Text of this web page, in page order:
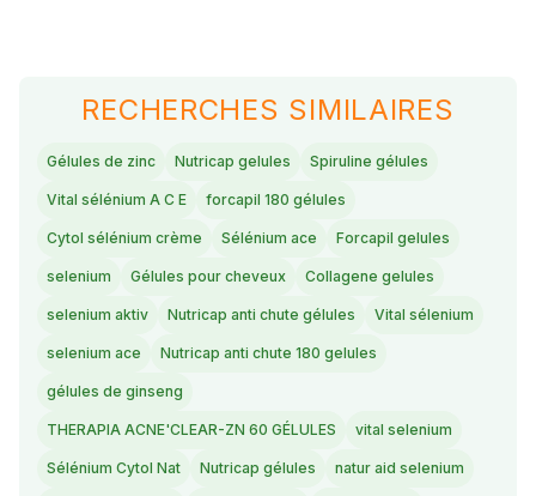
RECHERCHES SIMILAIRES
Gélules de zinc Nutricap gelules Spiruline gélules
Vital sélénium A C E forcapil 180 gélules
Cytol sélénium crème Sélénium ace Forcapil gelules
selenium Gélules pour cheveux Collagene gelules
selenium aktiv Nutricap anti chute gélules Vital sélenium
selenium ace Nutricap anti chute 180 gelules
gélules de ginseng
THERAPIA ACNE'CLEAR-ZN 60 GÉLULES vital selenium
Sélénium Cytol Nat Nutricap gélules natur aid selenium